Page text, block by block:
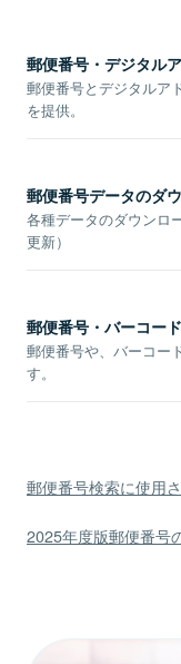
郵便番号・デジタル
郵便番号とデジタルア
を提供。
郵便番号データのダ
各種データのダウンロ
更新）
郵便番号・バーコー
郵便番号や、バーコー
す。
郵便番号検索に使用
2025年度版郵便番号